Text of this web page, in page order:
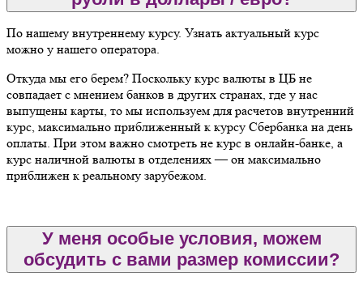
По нашему внутреннему курсу. Узнать актуальный курс
можно у нашего оператора.
Откуда мы его берем? Поскольку курс валюты в ЦБ не
совпадает с мнением банков в других странах, где у нас
выпущены карты, то мы используем для расчетов внутренний
курс, максимально приближенный к курсу Сбербанка на день
оплаты. При этом важно смотреть не курс в онлайн-банке, а
курс наличной валюты в отделениях — он максимально
приближен к реальному зарубежом.
У меня особые условия, можем
обсудить с вами размер комиссии?